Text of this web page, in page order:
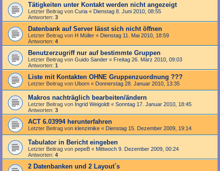
Tätigkeiten unter Kontakt werden nicht angezeigt
Letzter Beitrag von Curia « Dienstag 8. Juni 2010, 08:55
Antworten: 3
Datenbank auf Server lässt sich nicht öffnen
Letzter Beitrag von H Müller « Dienstag 11. Mai 2010, 18:59
Antworten: 4
Benutzerzugriff nur auf bestimmte Gruppen
Letzter Beitrag von Guido Sander « Freitag 26. März 2010, 09:03
Antworten: 1
Liste mit Kontakten OHNE Gruppenzuordnung ???
Letzter Beitrag von Uborn « Donnerstag 28. Januar 2010, 13:35
Makros nachträglich bearbeiten/ändern
Letzter Beitrag von Ingrid Weigoldt « Sonntag 17. Januar 2010, 18:45
Antworten: 3
ACT 6.03994 herunterfahren
Letzter Beitrag von klenzimike « Dienstag 15. Dezember 2009, 19:14
Tabulator in Bericht eingeben
Letzter Beitrag von pepeB « Mittwoch 9. Dezember 2009, 00:24
Antworten: 4
2 Datenbanken und 2 Layout´s